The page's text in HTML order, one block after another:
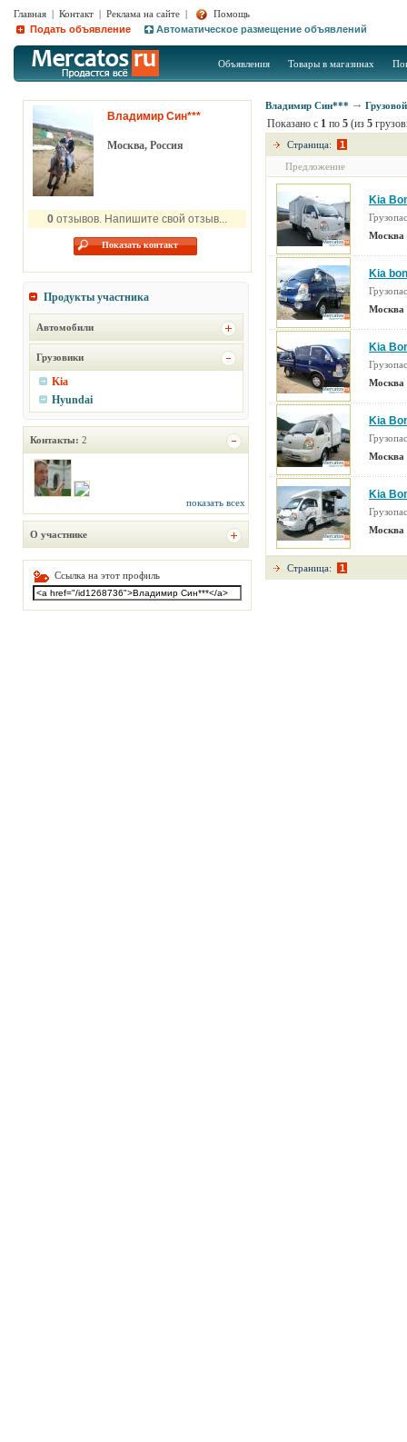
Главная | Контакт | Реклама на сайте |
Помощь
Подать объявление
Автоматическое размещение объявлений
Объявления Товары в магазинах
Владимир Син***
Москва, Россия
0 отзывов. Напишите свой отзыв...
Показать контакт
Продукты участника
Автомобили
Грузовики
Kia
Hyundai
Контакты: 2
показать всех
О участнике
Ссылка на этот профиль
Владимир Син***
Показано с 1 по 5 (из 5
Страница:
1
Предложение
Kia
Москва
Kia
Москва
Kia
Москва
Kia
Москва
Kia
Москва
Страница: 1